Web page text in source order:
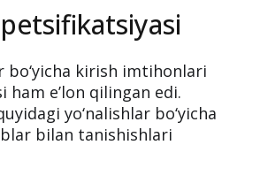
2026-yil 2-iyul kuni
kirish imtihonlari
e’lon qilingan edi.